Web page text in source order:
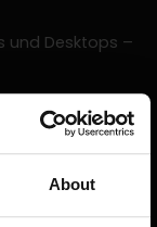
About
und Desktops –